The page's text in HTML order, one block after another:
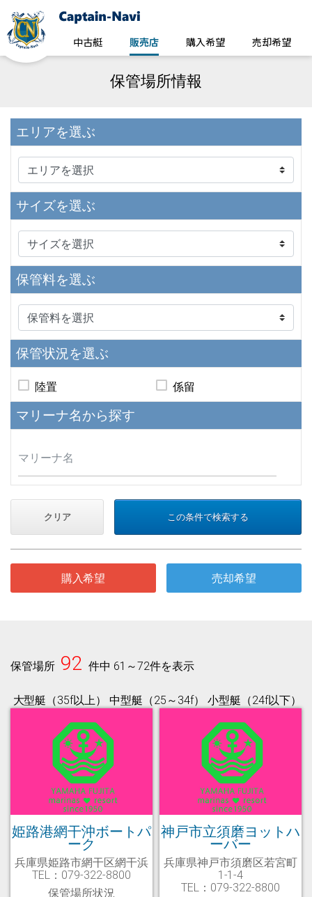
中古艇 販売店 購入希望 売却希望
保管場所情報
エリアを選ぶ
サイズを選ぶ
保管料を選ぶ
保管状況を選ぶ
陸置 係留
マリーナ名から探す
クリア この条件で検索する
購入希望 売却希望
保管場所 92 件中 61～72件を表示
大型艇（35f以上） 中型艇（25～34f） 小型艇（24f以下）
姫路港網干沖ボートパ
ーク
兵庫県姫路市網干区網干浜
TEL：079-322-8800
保管場所状況
神戸市立須磨ヨットハ
ーバー
兵庫県神戸市須磨区若宮町
1-1-4
TEL：079-322-8800